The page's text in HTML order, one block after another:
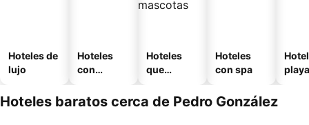
Hoteles de
lujo
Hoteles
con
Hoteles
que
mascotas
Hoteles
con spa
playa
Hoteles baratos cerca de Pedro González